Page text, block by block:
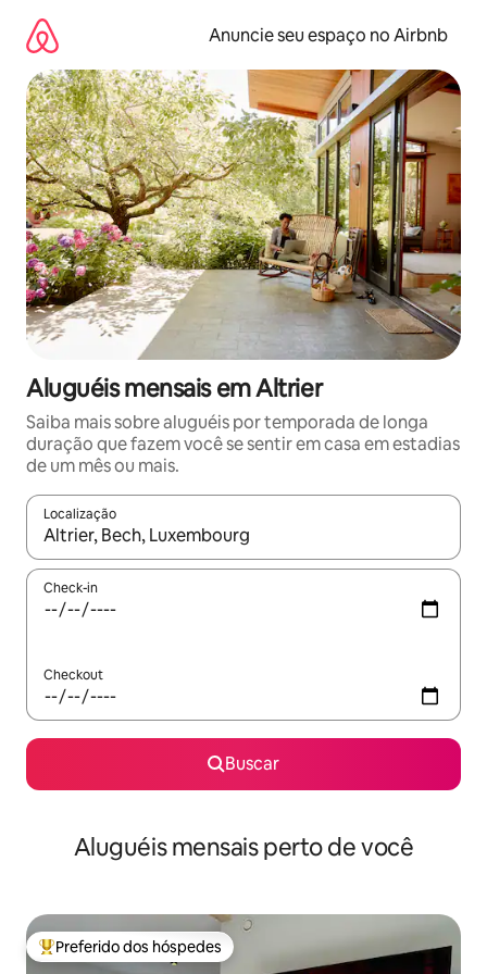
para
conteúdo
Anuncie seu espaço no Airbnb
Aluguéis mensais em Altrier
Saiba mais sobre aluguéis por temporada de longa
duração que fazem você se sentir em casa em estadias
de um mês ou mais.
Localização
Quando os resultados estiverem disponíveis, explore-os
Check-in
Checkout
Buscar
Aluguéis mensais perto de você
Entre os melhores preferidos dos hóspedes
Preferido dos hóspedes